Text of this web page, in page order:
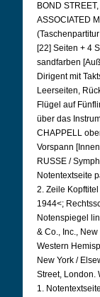
BOND
ASSOCIATED
[22] Seiten + 4
sandfarben
Dirigent mit
Leerseiten,
Flügel auf
über das
CHAPPELL
Vorspann
RUSSE /
Notentextseite
2. Zeile
1944<;
Notenspiegel
& Co., Inc.,
Western
New York /
Street, London.
1.